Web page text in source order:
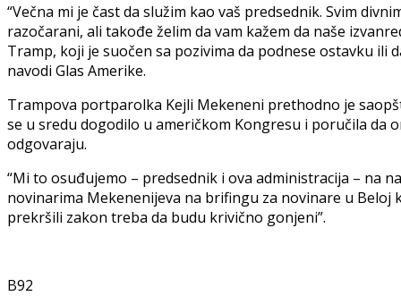
“Večna mi je čast da služim kao vaš predsednik. Svim
razočarani, ali takođe želim da vam kažem da naše
Tramp, koji je suočen sa pozivima da podnese ostavku ili
navodi Glas Amerike.
Trampova portparolka Kejli Mekeneni prethodno je
se u sredu dogodilo u američkom Kongresu i poručila da
odgovaraju.
“Mi to osuđujemo – predsednik i ova administracija – na
novinarima Mekenenijeva na brifingu za novinare u Beloj
prekršili zakon treba da budu krivično gonjeni”.
B92